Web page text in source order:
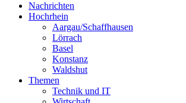
Nachrichten
Hochrhein
Aargau/Schaffhausen
Lörrach
Basel
Konstanz
Waldshut
Themen
Technik und IT